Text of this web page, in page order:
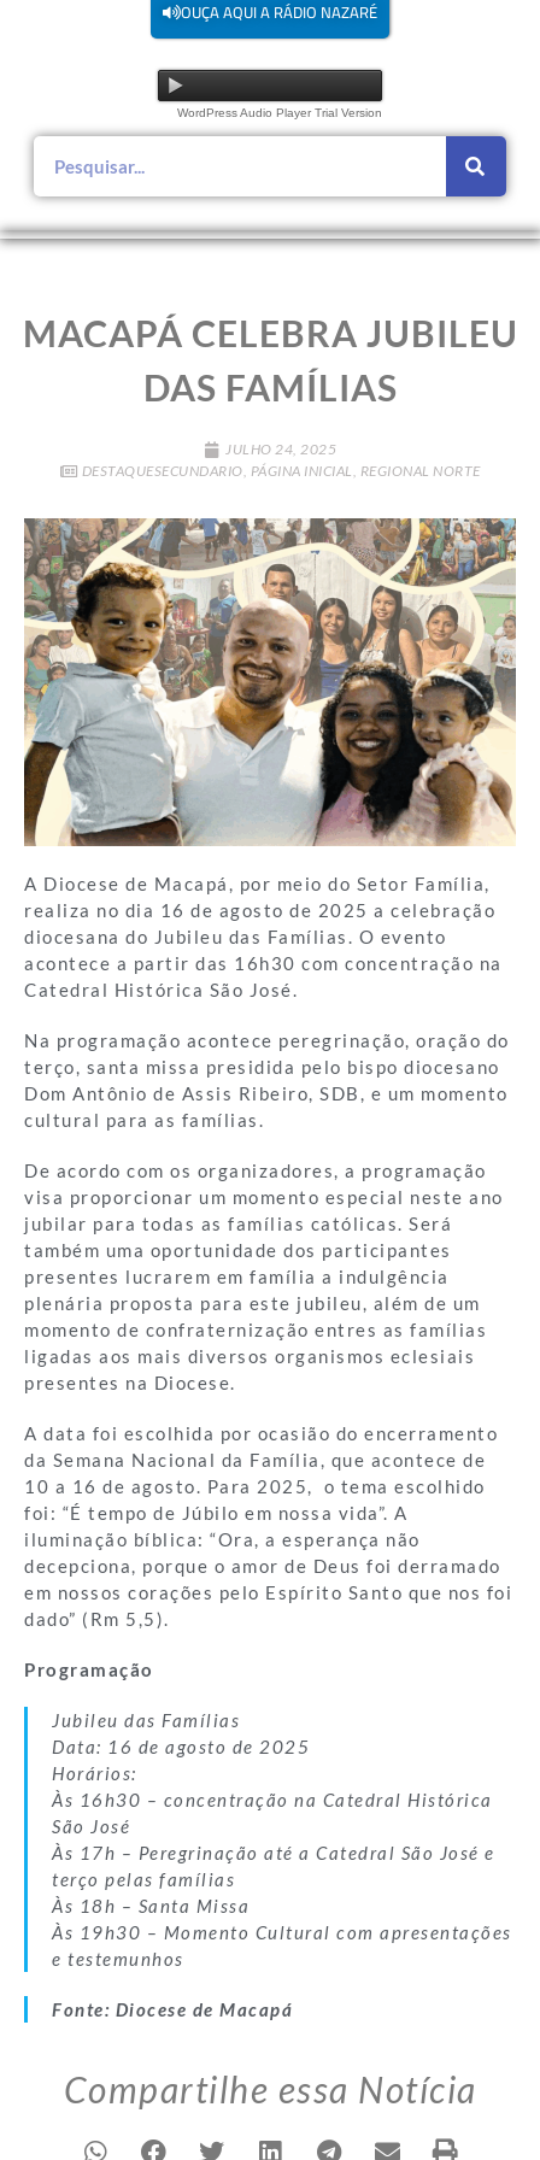
OUÇA AQUI A RÁDIO NAZARÉ
WordPress Audio Player Trial Version
MACAPÁ CELEBRA JUBILEU
DAS FAMÍLIAS
JULHO 24, 2025
DESTAQUESECUNDARIO, PÁGINA INICIAL, REGIONAL NORTE
A Diocese de Macapá, por meio do Setor Família,
realiza no dia 16 de agosto de 2025 a celebração
diocesana do Jubileu das Famílias. O evento
acontece a partir das 16h30 com concentração na
Catedral Histórica São José.
Na programação acontece peregrinação, oração do
terço, santa missa presidida pelo bispo diocesano
Dom Antônio de Assis Ribeiro, SDB, e um momento
cultural para as famílias.
De acordo com os organizadores, a programação
visa proporcionar um momento especial neste ano
jubilar para todas as famílias católicas. Será
também uma oportunidade dos participantes
presentes lucrarem em família a indulgência
plenária proposta para este jubileu, além de um
momento de confraternização entres as famílias
ligadas aos mais diversos organismos eclesiais
presentes na Diocese.
A data foi escolhida por ocasião do encerramento
da Semana Nacional da Família, que acontece de
10 a 16 de agosto. Para 2025, o tema escolhido
foi: “É tempo de Júbilo em nossa vida”. A
iluminação bíblica: “Ora, a esperança não
decepciona, porque o amor de Deus foi derramado
em nossos corações pelo Espírito Santo que nos foi
dado” (Rm 5,5).
Programação
Jubileu das Famílias
Data: 16 de agosto de 2025
Horários:
Às 16h30 – concentração na Catedral Histórica
São José
Às 17h – Peregrinação até a Catedral São José e
terço pelas famílias
Às 18h – Santa Missa
Às 19h30 – Momento Cultural com apresentações
e testemunhos
Fonte: Diocese de Macapá
Compartilhe essa Notícia